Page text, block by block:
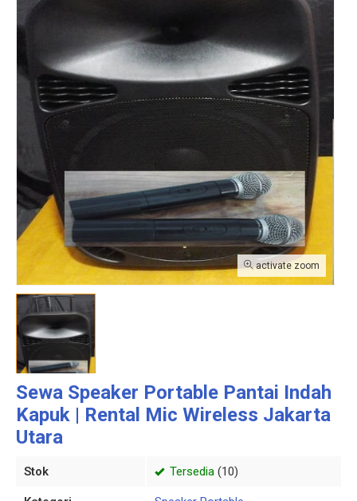
activate zoom
Sewa Speaker Portable Pantai Indah
Kapuk | Rental Mic Wireless Jakarta
Utara
Stok Tersedia (10)